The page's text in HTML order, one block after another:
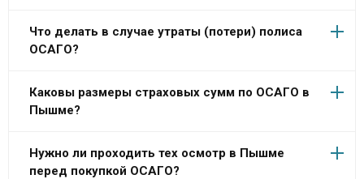
Что делать в случае утраты (потери) полиса
ОСАГО?
Каковы размеры страховых сумм по ОСАГО в
Пышме?
Нужно ли проходить тех осмотр в Пышме
перед покупкой ОСАГО?